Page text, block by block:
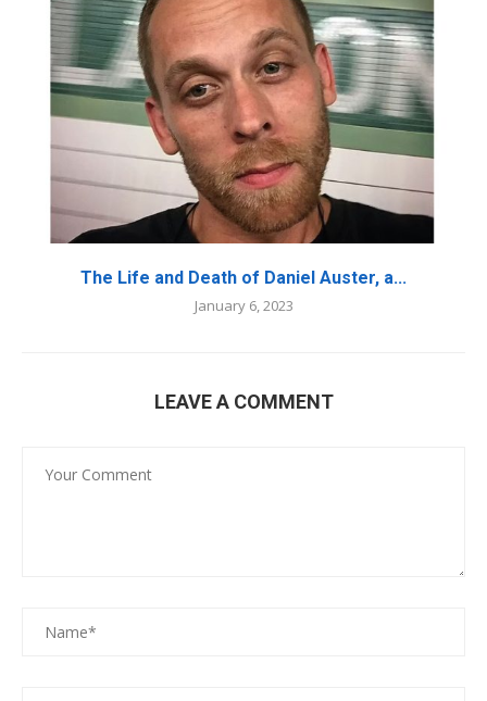
The Life and Death of Daniel Auster, a...
January 6, 2023
LEAVE A COMMENT